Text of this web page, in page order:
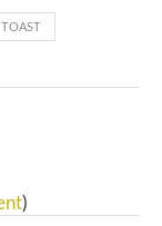
TOAST
)